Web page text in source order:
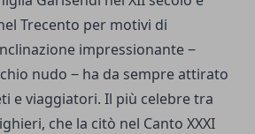
Trecento per motivi di
impressionante ‒
nudo ‒ ha da sempre attirato
e viaggiatori. Il più celebre tra
che la citò nel Canto XXXI